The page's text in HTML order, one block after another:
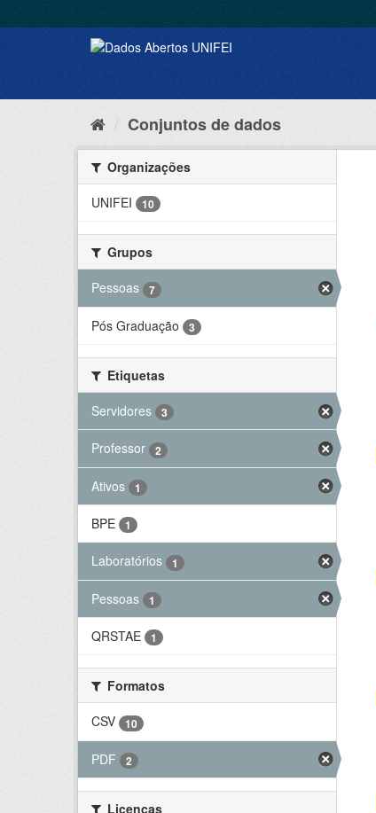
Conjuntos de dados
Organizações
UNIFEI
10
Grupos
Pessoas
7
Pós Graduação 3
Etiquetas
Servidores
3
Professor 2
Ativos 1
BPE 1
Laboratórios 1
Pessoas 1
QRSTAE 1
Formatos
CSV
10
PDF 2
Licenças